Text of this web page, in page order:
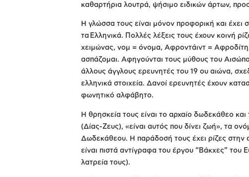
καθαρτήρια λουτρά, ψήσιμο ειδικών άρτων,
Η γλώσσα τους είναι μόνον προφορική και έχει
τα Ελληνικά. Πολλές λέξεις τους έχουν κοινή
χειμώνας, νομ = όνομα, Αφροντάιντ =
ασπάζομαι. Αφηγούνται τους μύθους του
άλλους άγγλους ερευνητές του 19 ου αιώνα,
ελληνικά στοιχεία. Δανοί ερευνητές έχουν
φωνητικό αλφάβητο.
Η θρησκεία τους είναι το αρχαίο δωδεκάθεο
(Δίας-Ζευς), «είναι αυτός που δίνει ζωή», τα
Δωδεκάθεου. Η παράδοσή τους έχει ρίζες στην
είναι πιστά αντίγραφα του έργου “Βάκχες” του
λατρεία τους).